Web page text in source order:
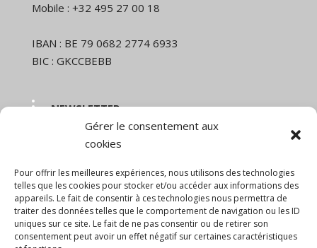
Gérer le consentement aux
cookies
Pour offrir les meilleures expériences, nous utilisons des technologies
telles que les cookies pour stocker et/ou accéder aux informations des
appareils. Le fait de consentir à ces technologies nous permettra de
traiter des données telles que le comportement de navigation ou les ID
uniques sur ce site. Le fait de ne pas consentir ou de retirer son
consentement peut avoir un effet négatif sur certaines caractéristiques
Mobile : +32 495 27 00 18
IBAN : BE 79 0682 2774 6933
BIC : GKCCBEBB
NEWSLETTER
Nom et prénom
Email
En continuant, vous acceptez la politique de
confidentialité